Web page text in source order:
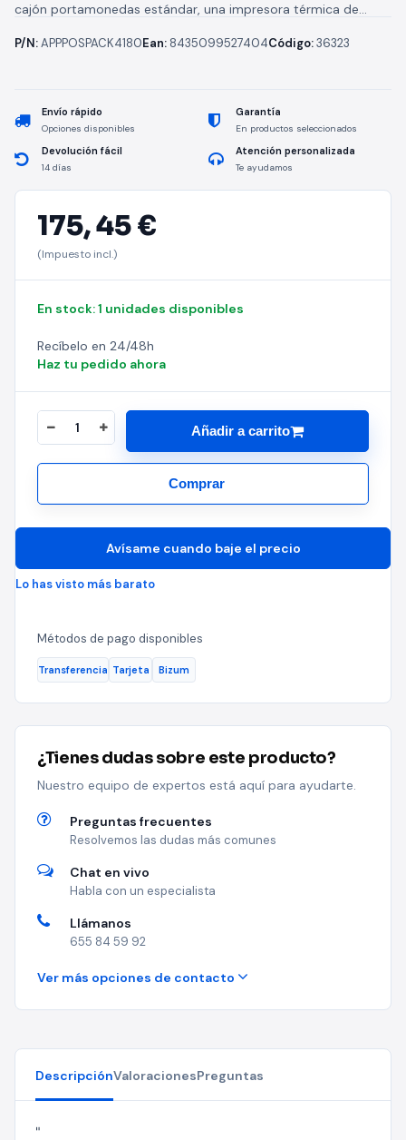
cajón portamonedas estándar, una impresora térmica de...
P/N:APPPOSPACK4180Ean: 8435099527404Código:36323
Envío rápido
Opciones disponibles
Garantía
En productos seleccionados
Devolución fácil
14 días
Atención personalizada
Te ayudamos
175,45 €
(Impuesto incl.)
En stock: 1 unidades disponibles
Recíbelo en 24/48h
Haz tu pedido ahora
Añadir a carrito
Comprar
Avísame cuando baje el precio
Lo has visto más barato
Métodos de pago disponibles
Transferencia Tarjeta Bizum
¿Tienes dudas sobre este producto?
Nuestro equipo de expertos está aquí para ayudarte.
Preguntas frecuentes
Resolvemos las dudas más comunes
Chat en vivo
Habla con un especialista
Llámanos
655 84 59 92
Ver más opciones de contacto
DescripciónValoracionesPreguntas
"